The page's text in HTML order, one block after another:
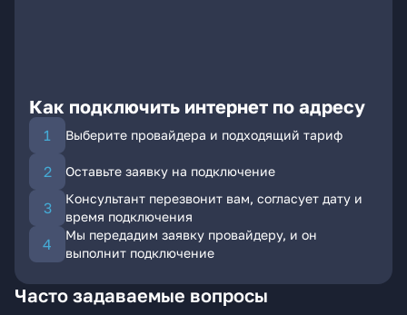
Как подключить интернет по адресу
Выберите провайдера и подходящий тариф
Оставьте заявку на подключение
Консультант перезвонит вам, согласует дату и
время подключения
Мы передадим заявку провайдеру, и он
выполнит подключение
Часто задаваемые вопросы